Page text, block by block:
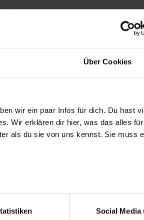
Über Cookies
wir ein paar Infos für dich. Du hast
Wir erklären dir hier, was das alles
als du sie von uns kennst. Sie muss
um von dir bei Benutzung der
auf unsere Webseite zu analysieren
Social Media
Daten- und Prozessanalyse? – Alles
Fachinformatiker/in für Daten- und